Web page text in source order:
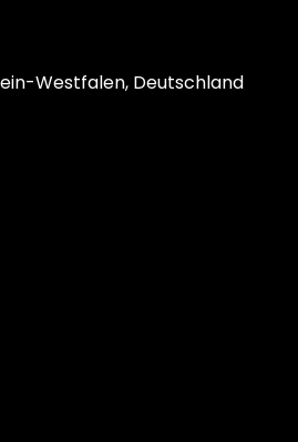
Westfalen, Deutschland